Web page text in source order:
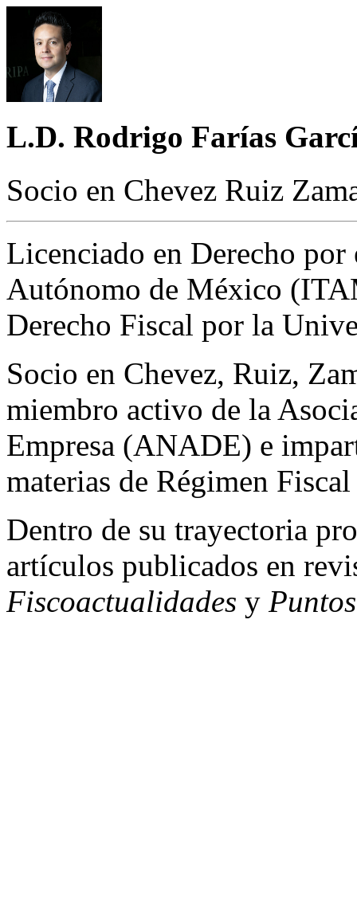
L.D. Rodrigo Farías
Socio en Chevez Ruiz
Licenciado en Derecho
Autónomo de México
Derecho Fiscal por la
Socio en Chevez, Ruiz,
miembro activo de la
Empresa (ANADE) e
materias de Régimen
Dentro de su trayectoria
artículos publicados en
Fiscoactualidades y